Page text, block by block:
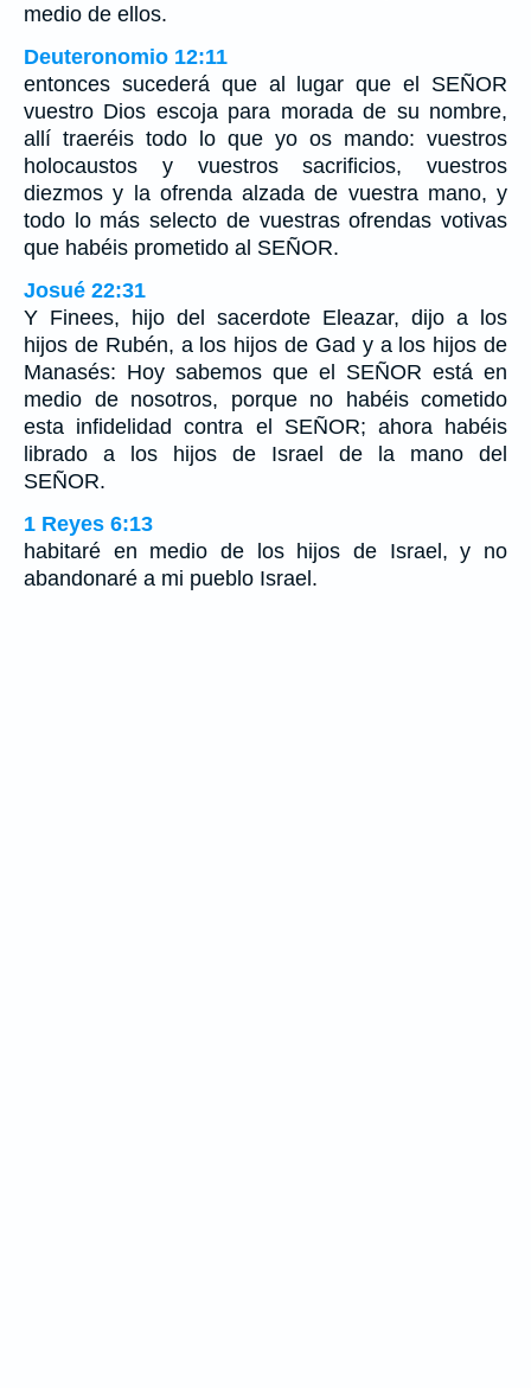
medio de ellos.
Deuteronomio 12:11
entonces sucederá que al lugar que el SEÑOR
vuestro Dios escoja para morada de su nombre,
allí traeréis todo lo que yo os mando: vuestros
holocaustos y vuestros sacrificios, vuestros
diezmos y la ofrenda alzada de vuestra mano, y
todo lo más selecto de vuestras ofrendas votivas
que habéis prometido al SEÑOR.
Josué 22:31
Y Finees, hijo del sacerdote Eleazar, dijo a los
hijos de Rubén, a los hijos de Gad y a los hijos de
Manasés: Hoy sabemos que el SEÑOR está en
medio de nosotros, porque no habéis cometido
esta infidelidad contra el SEÑOR; ahora habéis
librado a los hijos de Israel de la mano del
SEÑOR.
1 Reyes 6:13
habitaré en medio de los hijos de Israel, y no
abandonaré a mi pueblo Israel.